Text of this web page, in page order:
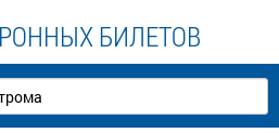
БИЛЕТОВ